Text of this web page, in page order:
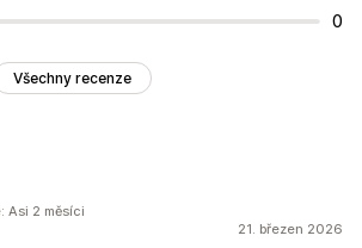
0
Všechny recenze
21. březen 2026
Asi 2 měsíci